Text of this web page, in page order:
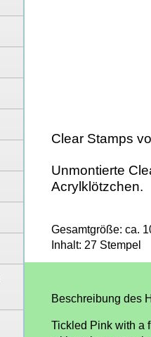
Clear Stamps
Unmontierte
Acrylklötzchen.
Gesamtgröße: ca.
Inhalt: 27 Stempel
Beschreibung des
Tickled Pink with a